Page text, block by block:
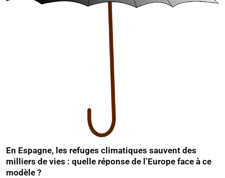
En Espagne, les refuges climatiques sauvent des
milliers de vies : quelle réponse de l’Europe face à ce
modèle ?